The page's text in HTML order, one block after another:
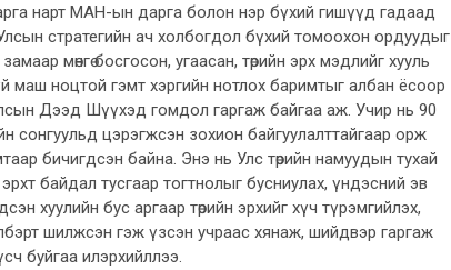
нарт МАН-ын дарга болон нэр бүхий гишүүд гадаад
стратегийн ач холбогдол бүхий томоохон ордуудыг
мөнгө босгосон, угаасан, төрийн эрх мэдлийг хууль
маш ноцтой гэмт хэргийн нотлох баримтыг албан ёсоор
Дээд Шүүхэд гомдол гаргаж байгаа аж. Учир нь 90
сонгуульд цэрэгжсэн зохион байгуулалттайгаар орж
бичигдсэн байна. Энэ нь Улс төрийн намуудын тухай
байдал тусгаар тогтнолыг бусниулах, үндэсний эв
хуулийн бус аргаар төрийн эрхийг хүч түрэмгийлэх,
шилжсэн гэж үзсэн учраас хянаж, шийдвэр гаргаж
буйгаа илэрхийллээ.